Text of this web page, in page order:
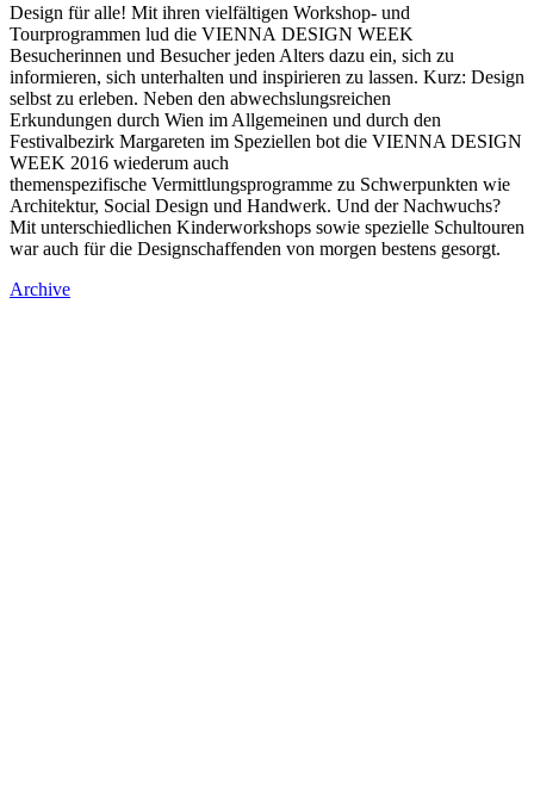
Design für alle! Mit ihren vielfältigen Workshop- und
Tourprogrammen lud die VIENNA DESIGN WEEK
Besucherinnen und Besucher jeden Alters dazu ein, sich zu
informieren, sich unterhalten und inspirieren zu lassen. Kurz: Design
selbst zu erleben. Neben den abwechslungsreichen
Erkundungen durch Wien im Allgemeinen und durch den
Festivalbezirk Margareten im Speziellen bot die VIENNA DESIGN
WEEK 2016 wiederum auch
themenspezifische Vermittlungsprogramme zu Schwerpunkten wie
Architektur, Social Design und Handwerk. Und der Nachwuchs?
Mit unterschiedlichen Kinderworkshops sowie spezielle Schultouren
war auch für die Designschaffenden von morgen bestens gesorgt.
Archive